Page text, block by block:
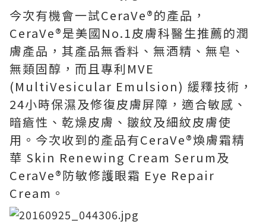
今次有機會一試CeraVe®的產品，
CeraVe®是美國No.1皮膚科醫生推薦的潤
膚產品，其產品無香料、無酒精、無皂、
無類固醇，而且專利MVE
(MultiVesicular Emulsion) 緩釋技術，
24小時保濕及修復皮膚屏障，適合敏感、
暗瘡性、乾燥皮膚、皺紋及細紋皮膚使
用。今次收到的產品有CeraVe®煥膚霜精
華 Skin Renewing Cream Serum及
CeraVe®防敏修護眼霜 Eye Repair
Cream。